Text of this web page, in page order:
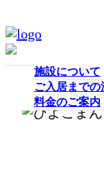
施設について
ご入居までの
料金のご案内